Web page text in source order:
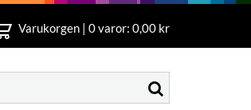
Varukorgen | 0varor: 0,00 kr